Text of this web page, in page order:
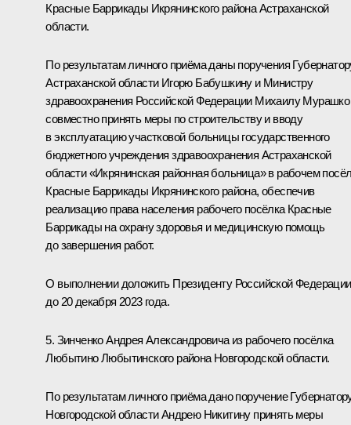
Красные Баррикады Икрянинского района Астраханской
области.
По результатам личного приёма даны поручения
Астраханской области Игорю Бабушкину и Министру
здравоохранения Российской Федерации Михаилу Мурашко
совместно принять меры по строительству и вводу
в эксплуатацию участковой больницы государственного
бюджетного учреждения здравоохранения Астраханской
области «Икрянинская районная больница» в рабочем
Красные Баррикады Икрянинского района, обеспечив
реализацию права населения рабочего посёлка Красные
Баррикады на охрану здоровья и медицинскую помощь
до завершения работ.
О выполнении доложить Президенту Российской Федерации
до 20 декабря 2023 года.
5. Зинченко Андрея Александровича из рабочего посёлка
Любытино Любытинского района Новгородской области.
По результатам личного приёма дано поручение
Новгородской области Андрею Никитину принять меры